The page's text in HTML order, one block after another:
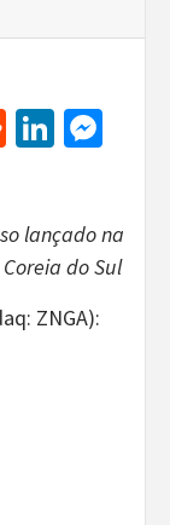
Reddit
lançado na
do Sul
ZNGA):